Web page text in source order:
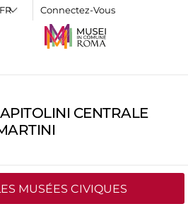
Connectez-Vous
CENTRALE
MUSÉES CIVIQUES